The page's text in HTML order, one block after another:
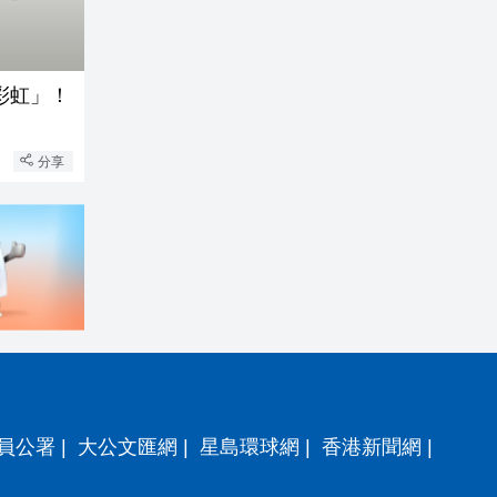
」！
分享
公署 | 大公文匯網 | 星島環球網 | 香港新聞網 |